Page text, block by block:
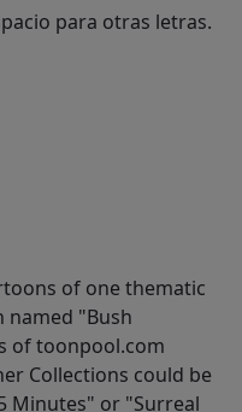
para otras letras.
of one thematic
named "Bush
of toonpool.com
Collections could be
Minutes" or "Surreal